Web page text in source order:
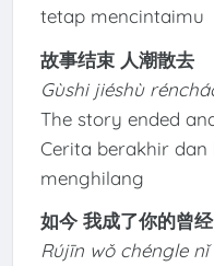
tetap mencintaimu
故事结束 人潮散去
Gùshi jiéshù
The story ended
Cerita berakhir
menghilang
如今 我成了你的曾经
Rújīn wǒ chéngle